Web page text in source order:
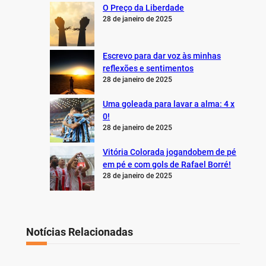
O Preço da Liberdade
28 de janeiro de 2025
Escrevo para dar voz às minhas
reflexões e sentimentos
28 de janeiro de 2025
Uma goleada para lavar a alma: 4 x
0!
28 de janeiro de 2025
Vitória Colorada jogandobem de pé
em pé e com gols de Rafael Borré!
28 de janeiro de 2025
Notícias Relacionadas